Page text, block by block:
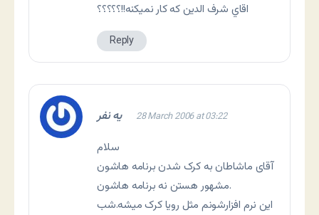
اقاي شرف الدين که کار نميکنه!!؟؟؟؟؟
Reply
یه نفر 28 March 2006 at 03:22
سلام
آقای ماشاطان به کرک شدن برنامه هاشون
مشهور هستن نه برنامه هاشون.
این نرم افزارشونم مثل رویا کرک میشه.شب